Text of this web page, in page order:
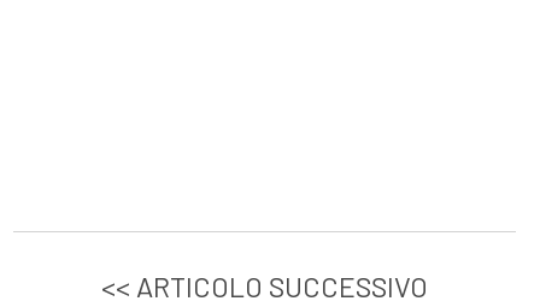
<< ARTICOLO SUCCESSIVO